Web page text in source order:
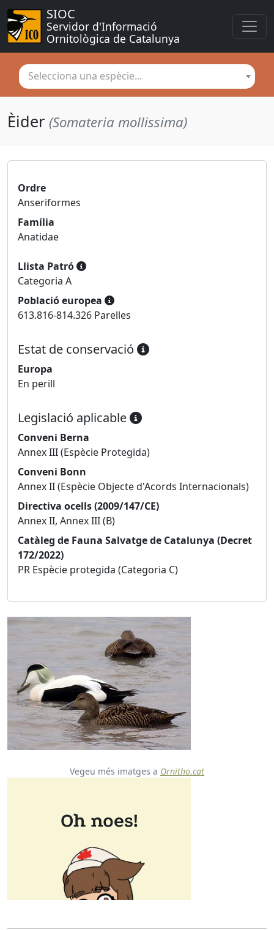
SIOC
Servidor d'Informació
Ornitològica de Catalunya
Selecciona una espècie...
Èider (Somateria mollissima)
Ordre
Anseriformes
Família
Anatidae
Llista Patró
Categoria A
Població europea
613.816-814.326 Parelles
Estat de conservació
Europa
En perill
Legislació aplicable
Conveni Berna
Annex III (Espècie Protegida)
Conveni Bonn
Annex II (Espècie Objecte d'Acords Internacionals)
Directiva ocells (2009/147/CE)
Annex II, Annex III (B)
Catàleg de Fauna Salvatge de Catalunya (Decret
172/2022)
PR Espècie protegida (Categoria C)
Vegeu més imatges a Ornitho.cat